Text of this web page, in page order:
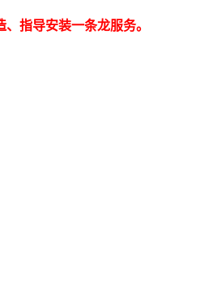
指导安装一条龙服务。